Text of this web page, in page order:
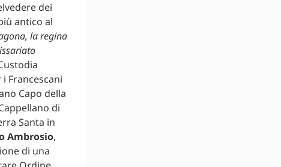
dei
antico al
la regina
Francescani
Capo della
di
Santa in
Ambrosio,
di una